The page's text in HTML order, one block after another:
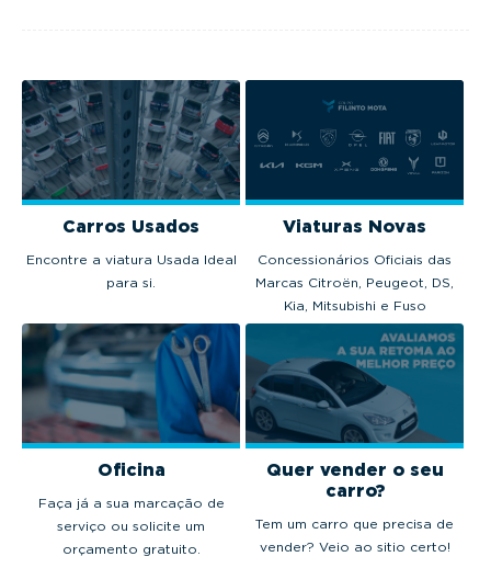
Carros Usados
Encontre a viatura Usada Ideal
para si.
Viaturas Novas
Concessionários Oficiais das
Marcas Citroën, Peugeot, DS,
Kia, Mitsubishi e Fuso
Oficina
Faça já a sua marcação de
serviço ou solicite um
orçamento gratuito.
Quer vender o seu
carro?
Tem um carro que precisa de
vender? Veio ao sitio certo!